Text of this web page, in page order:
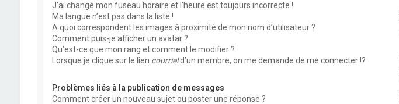
J’ai changé mon fuseau horaire et l’heure est toujours incorrecte !
Ma langue n’est pas dans la liste !
A quoi correspondent les images à proximité de mon nom d’utilisateur ?
Comment puis-je afficher un avatar ?
Qu’est-ce que mon rang et comment le modifier ?
Lorsque je clique sur le lien courrield’un membre, on me demande de me connecter !?
Problèmes liés à la publication de messages
Comment créer un nouveau sujet ou poster une réponse ?